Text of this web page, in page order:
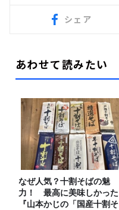
シェア
あわせて読みたい
なぜ人気？十割そばの魅
力！ 最高に美味しかった
『山本かじの「国産十割そ